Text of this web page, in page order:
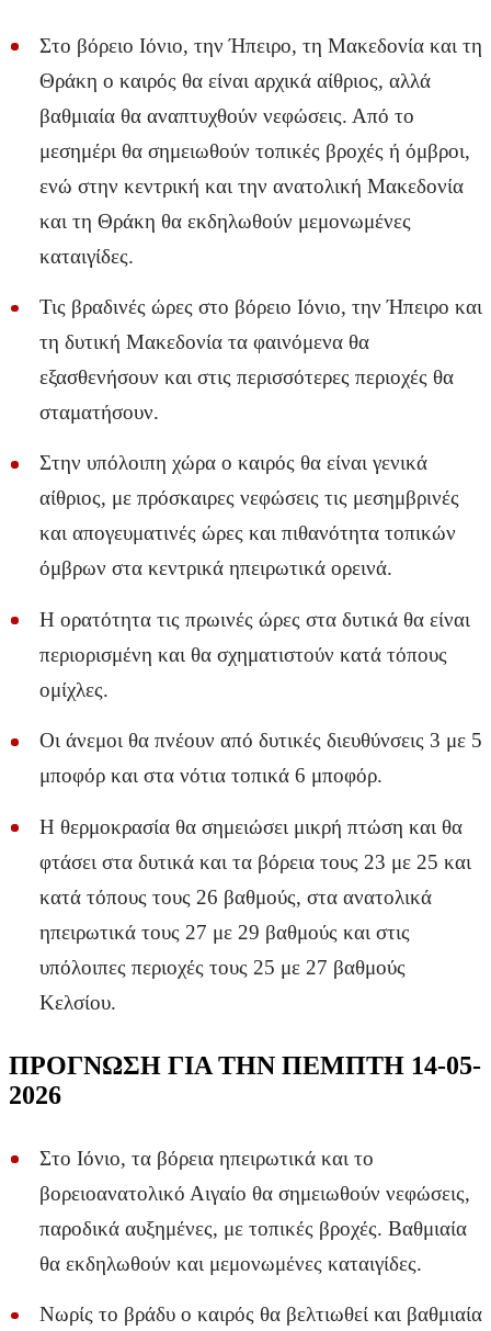
Στο βόρειο Ιόνιο, την Ήπειρο, τη Μακεδονία και τη
Θράκη ο καιρός θα είναι αρχικά αίθριος, αλλά
βαθμιαία θα αναπτυχθούν νεφώσεις. Από το
μεσημέρι θα σημειωθούν τοπικές βροχές ή όμβροι,
ενώ στην κεντρική και την ανατολική Μακεδονία
και τη Θράκη θα εκδηλωθούν μεμονωμένες
καταιγίδες.
Τις βραδινές ώρες στο βόρειο Ιόνιο, την Ήπειρο και
τη δυτική Μακεδονία τα φαινόμενα θα
εξασθενήσουν και στις περισσότερες περιοχές θα
σταματήσουν.
Στην υπόλοιπη χώρα ο καιρός θα είναι γενικά
αίθριος, με πρόσκαιρες νεφώσεις τις μεσημβρινές
και απογευματινές ώρες και πιθανότητα τοπικών
όμβρων στα κεντρικά ηπειρωτικά ορεινά.
Η ορατότητα τις πρωινές ώρες στα δυτικά θα είναι
περιορισμένη και θα σχηματιστούν κατά τόπους
ομίχλες.
Οι άνεμοι θα πνέουν από δυτικές διευθύνσεις 3 με 5
μποφόρ και στα νότια τοπικά 6 μποφόρ.
Η θερμοκρασία θα σημειώσει μικρή πτώση και θα
φτάσει στα δυτικά και τα βόρεια τους 23 με 25 και
κατά τόπους τους 26 βαθμούς, στα ανατολικά
ηπειρωτικά τους 27 με 29 βαθμούς και στις
υπόλοιπες περιοχές τους 25 με 27 βαθμούς
Κελσίου.
ΠΡΟΓΝΩΣΗ ΓΙΑ ΤΗΝ ΠΕΜΠΤΗ 14-05-
2026
Στο Ιόνιο, τα βόρεια ηπειρωτικά και το
βορειοανατολικό Αιγαίο θα σημειωθούν νεφώσεις,
παροδικά αυξημένες, με τοπικές βροχές. Βαθμιαία
θα εκδηλωθούν και μεμονωμένες καταιγίδες.
Νωρίς το βράδυ ο καιρός θα βελτιωθεί και βαθμιαία